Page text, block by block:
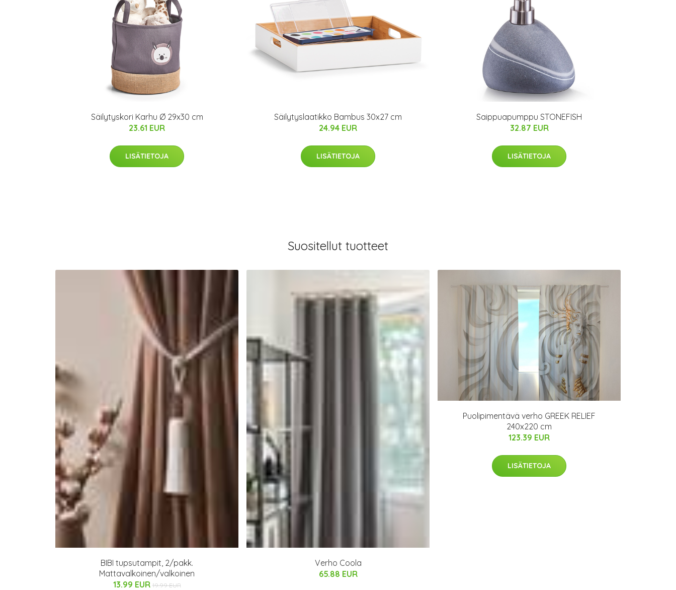
Säilytyskori Karhu Ø 29x30 cm
23.61 EUR
LISÄTIETOJA
Säilytyslaatikko Bambus 30x27 cm
24.94 EUR
LISÄTIETOJA
Saippuapumppu STONEFISH
32.87 EUR
LISÄTIETOJA
Suositellut tuotteet
BIBI tupsutampit, 2/pakk.
Mattavalkoinen/valkoinen
13.99 EUR 19.99 EUR
Verho Coola
65.88 EUR
Puolipimentävä verho GREEK RELIEF
240x220 cm
123.39 EUR
LISÄTIETOJA